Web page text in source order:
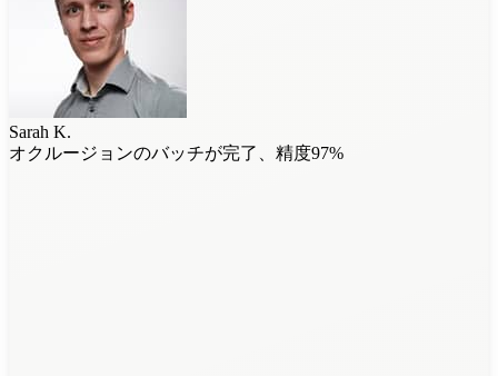
Sarah K.
オクルージョンのバッチが完了、精度97%